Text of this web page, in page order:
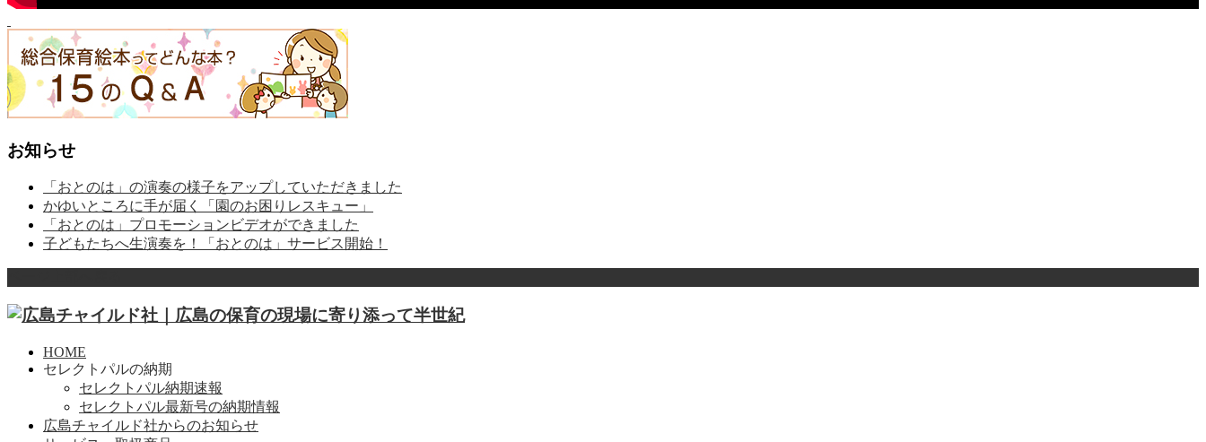
お知らせ
「おとのは」の演奏の様子をアップしていただきました
かゆいところに手が届く「園のお困りレスキュー」
「おとのは」プロモーションビデオができました
子どもたちへ生演奏を！「おとのは」サービス開始！
HOME
セレクトパルの納期
セレクトパル納期速報
セレクトパル最新号の納期情報
広島チャイルド社からのお知らせ